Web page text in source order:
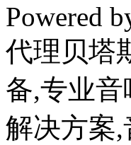
Powered
代理贝塔
备,专业
解决方案